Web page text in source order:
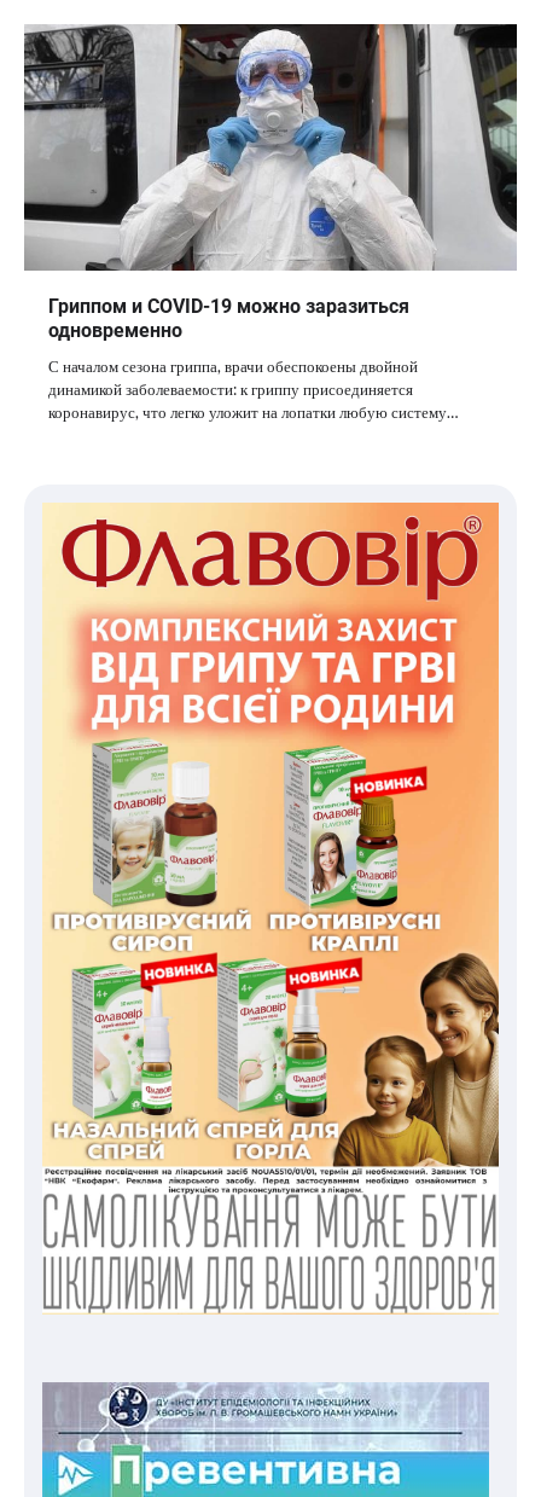
Гриппом и COVID-19 можно заразиться
одновременно
С началом сезона гриппа, врачи обеспокоены двойной
динамикой заболеваемости: к гриппу присоединяется
коронавирус, что легко уложит на лопатки любую систему…